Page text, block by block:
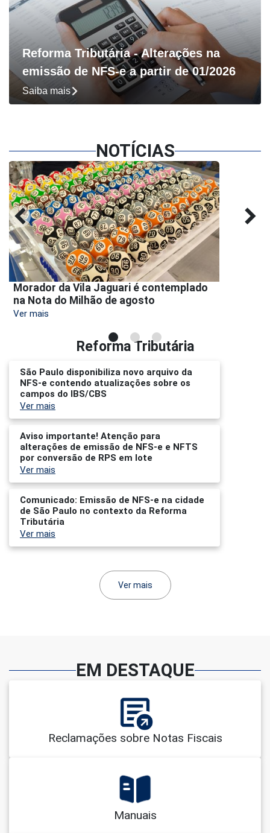
Reforma Tributária - Alterações na
emissão de NFS-e a partir de 01/2026
Saiba mais
NOTÍCIAS
Morador da Vila Jaguari é contemplado
na Nota do Milhão de agosto
Ver mais
keyboard_arrow_left keyboard_arrow_right
Reforma Tributária
São Paulo disponibiliza novo arquivo da
NFS-e contendo atualizações sobre os
campos do IBS/CBS
Ver mais
Aviso importante! Atenção para
alterações de emissão de NFS-e e NFTS
por conversão de RPS em lote
Ver mais
Comunicado: Emissão de NFS-e na cidade
de São Paulo no contexto da Reforma
Tributária
Ver mais
Ver mais
EM DESTAQUE
Reclamações sobre Notas Fiscais
Manuais